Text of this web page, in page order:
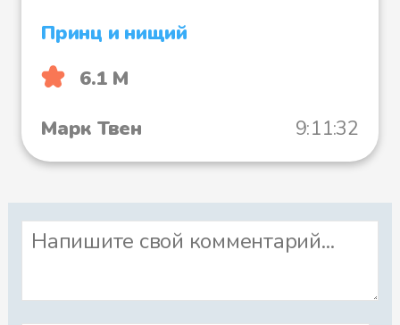
Принц и нищий
6.1 М
Марк Твен
9:11:32